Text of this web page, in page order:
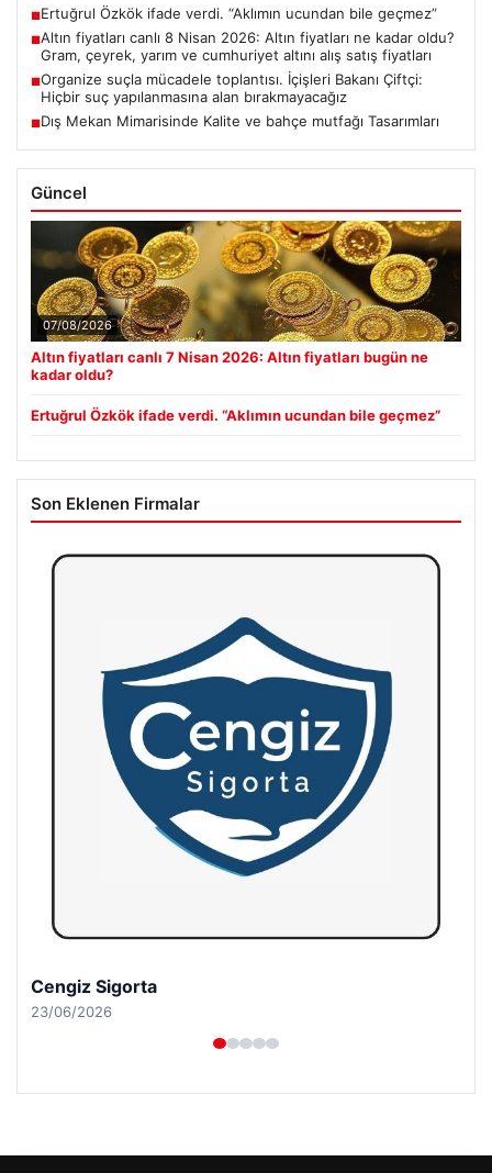
■Ertuğrul Özkök ifade verdi. “Aklımın ucundan bile geçmez”
■Altın fiyatları canlı 8 Nisan 2026: Altın fiyatları ne kadar oldu?
Gram, çeyrek, yarım ve cumhuriyet altını alış satış fiyatları
■Organize suçla mücadele toplantısı. İçişleri Bakanı Çiftçi:
Hiçbir suç yapılanmasına alan bırakmayacağız
■Dış Mekan Mimarisinde Kalite ve bahçe mutfağı Tasarımları
Güncel
07/08/2026
Altın fiyatları canlı 7 Nisan 2026: Altın fiyatları bugün ne
kadar oldu?
Ertuğrul Özkök ifade verdi. “Aklımın ucundan bile geçmez”
Son Eklenen Firmalar
Hastaş Beton
26/05/2026